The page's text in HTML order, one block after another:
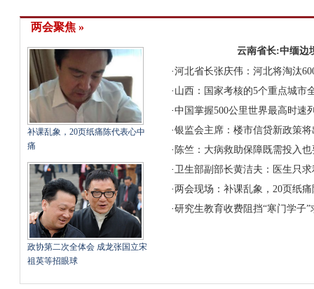
两会聚焦 »
补课乱象，20页纸痛陈代表心中
痛
政协第二次全体会 成龙张国立宋
祖英等招眼球
云南省长:中缅边
·河北省长张庆伟：河北将淘汰
· 山西：国家考核的5个重点城市
·中国掌握500公里世界最高时速
·银监会主席：楼市信贷新政策将
· 陈竺：大病救助保障既需投入
·卫生部副部长黄洁夫：医生只
· 两会现场：补课乱象，20页纸
·研究生教育收费阻挡“寒门学子”